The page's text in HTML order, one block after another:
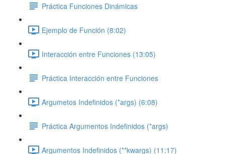
Práctica Funciones Dinámicas
Ejemplo de Función (8:02)
Interacción entre Funciones (13:05)
Práctica Interacción entre Funciones
Argumetos Indefinidos (*args) (6:08)
Práctica Argumentos Indefinidos (*args)
Argumentos Indefinidos (**kwargs) (11:17)